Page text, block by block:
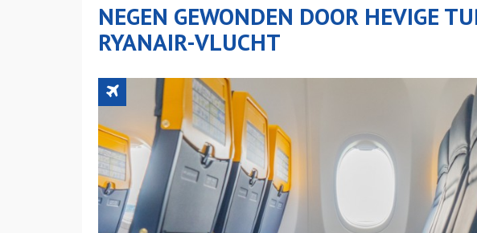
NEGEN GEWONDEN DOOR HEVIGE
RYANAIR-VLUCHT